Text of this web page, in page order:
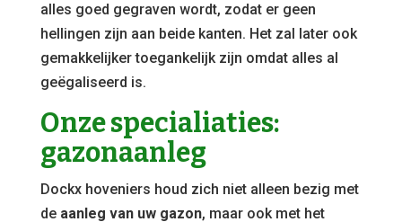
alles goed gegraven wordt, zodat er geen
hellingen zijn aan beide kanten. Het zal later ook
gemakkelijker toegankelijk zijn omdat alles al
geëgaliseerd is.
Onze specialiaties:
gazonaanleg
Dockx hoveniers houd zich niet alleen bezig met
de aanleg van uw gazon, maar ook met het